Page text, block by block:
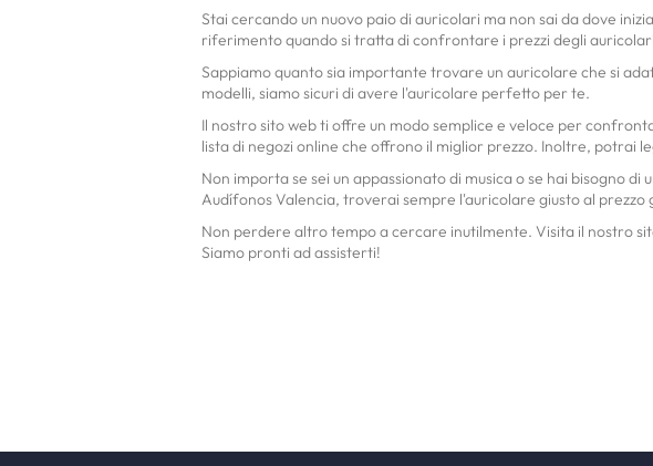
Stai cercando un nuovo paio di auricolari ma non sai da dove
riferimento quando si tratta di confrontare i prezzi degli
Sappiamo quanto sia importante trovare un auricolare che si
modelli, siamo sicuri di avere l'auricolare perfetto per te.
Il nostro sito web ti offre un modo semplice e veloce per
lista di negozi online che offrono il miglior prezzo. Inoltre, potrai
Non importa se sei un appassionato di musica o se hai bisogno
Audífonos Valencia, troverai sempre l'auricolare giusto al prezzo
Non perdere altro tempo a cercare inutilmente. Visita il nostro
Siamo pronti ad assisterti!